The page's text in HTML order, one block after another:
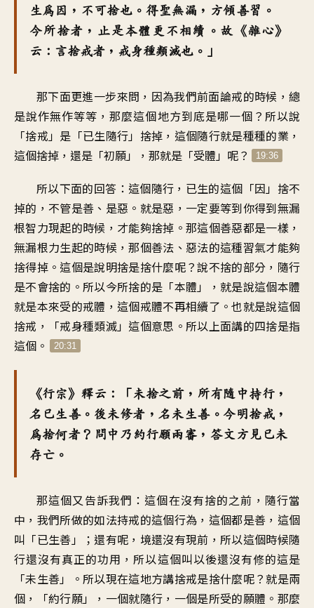
生為因，不可捨也。得聖無漏，方傾善習。
今所捨者，止是本體更不相續。故《雜心》
云：言捨戒者，戒身種類滅也。」
那下面更進一步來問，因為我們前面論戒的時候，總
是說作無作等等，那麼這個地方到底是哪一個？所以說
「捨戒」是「已生隨行」捨掉，這個隨行就是種種的業，
這個捨掉，還是「初願」，那就是「受體」呢？
19:36
所以下面的回答：這個隨行，已生的這個「因」捨不
掉的，不管是善、是惡。就是惡，一定要等到你得到無漏
根智力現起的時候，才能夠捨掉。那這個善惡都是一樣，
無漏根力生起的時候，那個善法、惡法的這種習氣才能夠
捨得掉。這個是說明捨是捨什麼呢？說不捨的部分，隨行
是不會捨的。所以今所捨的是「本體」，就是說這個本體
就是本來受的戒體，這個戒體不再相續了。也就是說這個
捨戒，「戒身種類滅」這個意思。所以上面講的四捨是指
這個。
20:31
《行宗》釋云：「未捨之前，所有隨中持行，
名已生善。後未修者，名未生善。今明捨戒，
為捨何者？問中乃約行願兩審，答文方見已未
存亡。
那這個又告訴我們：這個在沒有捨的之前，隨行當
中，我們所做的如法持戒的這個行為，這個都是善，這個
叫「已生善」；還有呢，境還沒有現前，所以這個時候隨
行還沒有真正的功用，所以這個叫以後還沒有修的這是
「未生善」。所以現在這地方講捨戒是捨什麼呢？就是兩
個，「約行願」，一個就隨行，一個是所受的願體。那麼